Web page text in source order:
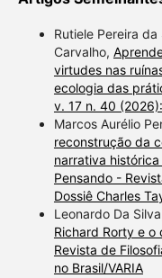
Rutiele Pereira
Carvalho,
virtudes nas
ecologia das
v. 17 n. 40
Marcos Aurélio
reconstrução da
narrativa
Pensando -
Dossiê Charles
Leonardo Da
Richard Rorty e
Revista de
no Brasil/VARIA